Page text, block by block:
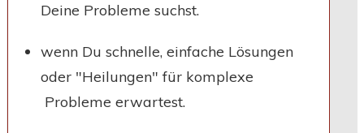
Deine Probleme suchst.
wenn Du schnelle, einfache Lösungen
oder "Heilungen" für komplexe
Probleme erwartest.